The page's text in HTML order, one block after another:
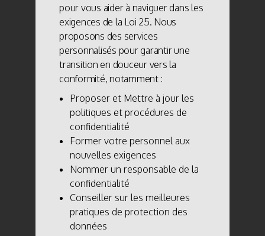
pour vous aider à naviguer dans les
exigences de la Loi 25. Nous
proposons des services
personnalisés pour garantir une
transition en douceur vers la
conformité, notamment :
Proposer et Mettre à jour les
politiques et procédures de
confidentialité
Former votre personnel aux
nouvelles exigences
Nommer un responsable de la
confidentialité
Conseiller sur les meilleures
pratiques de protection des
données